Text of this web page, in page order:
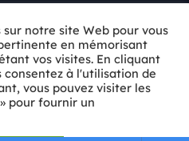
Tous droits réservés.
notre site Web pour vous
en mémorisant
vos visites. En cliquant
consentez à l'utilisation de
vous pouvez visiter les
pour fournir un